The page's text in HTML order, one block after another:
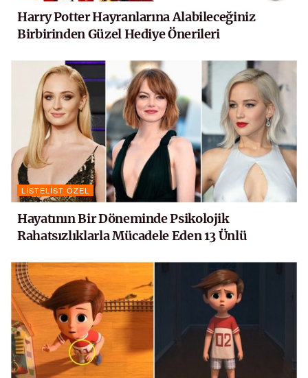
Harry Potter Hayranlarına Alabileceğiniz
Birbirinden Güzel Hediye Önerileri
LISTELIST ÖZEL
Hayatının Bir Döneminde Psikolojik
Rahatsızlıklarla Mücadele Eden 13 Ünlü